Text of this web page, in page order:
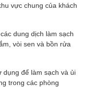
vực chung của khách
dung dịch làm sạch
vòi sen và bồn rửa
dụng để làm sạch và ủi
trong các phòng